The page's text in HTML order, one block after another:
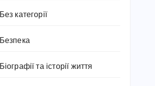
Без категорії
Безпека
Біографії та історії життя